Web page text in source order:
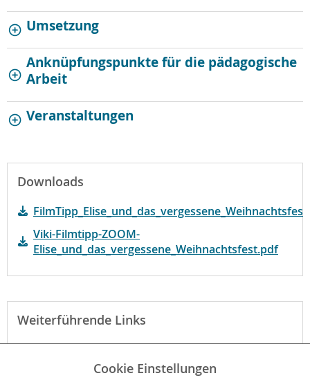
Umsetzung
Anknüpfungspunkte für die pädagogische
Arbeit
Veranstaltungen
Downloads
Viki-Filmtipp-ZOOM-
Elise_und_das_vergessene_Weihnachtsfest.pdf
Weiterführende Links
Begründung der fbw-Jugend Filmjury
Cookie Einstellungen